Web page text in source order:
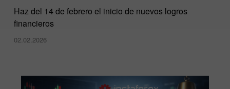
Haz del 14 de febrero el inicio de nuevos logros
financieros
02.02.2026